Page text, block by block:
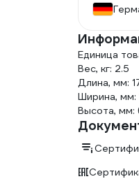
Единица
Вес, кг: 2.5
Длина, мм:
Ширина, мм:
Высота, мм: